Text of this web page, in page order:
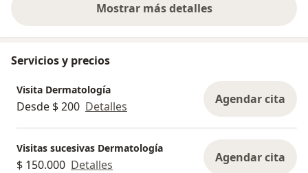
Mostrar más detalles
sobre la experiencia
Servicios y precios
Visita Dermatología
Desde $ 200 Detalles Agendar cita
Visitas sucesivas Dermatología
$ 150.000 Detalles Agendar cita